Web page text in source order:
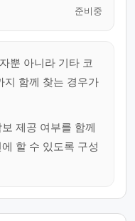
준비중
뿐 아니라 기타 코
지 함께 찾는 경우가
제공 여부를 함께
할 수 있도록 구성